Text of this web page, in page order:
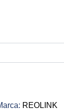
REOLINK